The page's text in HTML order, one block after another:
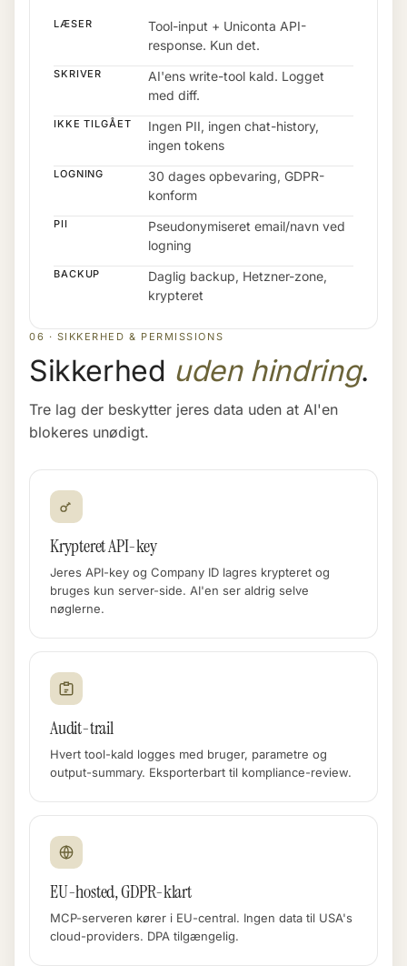
LÆSER
Tool-input + Uniconta API-
response. Kun det.
SKRIVER
AI'ens write-tool kald. Logget
med diff.
IKKE TILGÅET
Ingen PII, ingen chat-history,
ingen tokens
LOGNING
30 dages opbevaring, GDPR-
konform
PII
Pseudonymiseret email/navn ved
logning
BACKUP
Daglig backup, Hetzner-zone,
krypteret
06 · SIKKERHED & PERMISSIONS
Sikkerhed uden hindring.
Tre lag der beskytter jeres data uden at AI'en
blokeres unødigt.
Krypteret API-key
Jeres API-key og Company ID lagres krypteret og
bruges kun server-side. AI'en ser aldrig selve
nøglerne.
Audit-trail
Hvert tool-kald logges med bruger, parametre og
output-summary. Eksporterbart til kompliance-review.
EU-hosted, GDPR-klart
MCP-serveren kører i EU-central. Ingen data til USA's
cloud-providers. DPA tilgængelig.